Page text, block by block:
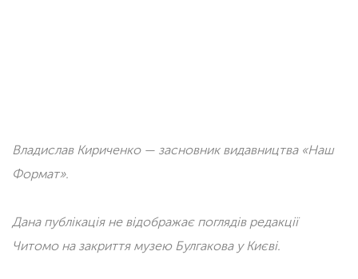
Владислав Кириченко — засновник видавництва «Наш
Формат».
Дана публікація не відображає поглядів редакції
Читомо на закриття музею Булгакова у Києві.